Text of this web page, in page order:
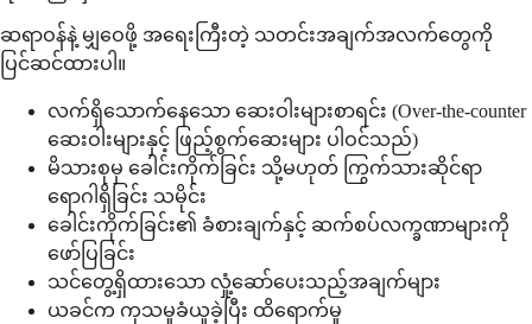
ဆရာဝန်နဲ့ မျှဝေဖို့ အရေးကြီးတဲ့ သတင်းအချက်အလက်တွေကို
ပြင်ဆင်ထားပါ။
လက်ရှိသောက်နေသော ဆေးဝါးများစာရင်း (Over-the-counter
ဆေးဝါးများနှင့် ဖြည့်စွက်ဆေးများ ပါဝင်သည်)
မိသားစုမှ ခေါင်းကိုက်ခြင်း သို့မဟုတ် ကြွက်သားဆိုင်ရာ
ရောဂါရှိခြင်း သမိုင်း
ခေါင်းကိုက်ခြင်း၏ ခံစားချက်နှင့် ဆက်စပ်လက္ခဏာများကို
ဖော်ပြခြင်း
သင်တွေ့ရှိထားသော လှုံ့ဆော်ပေးသည့်အချက်များ
ယခင်က ကုသမှုခံယူခဲ့ပြီး ထိရောက်မှု